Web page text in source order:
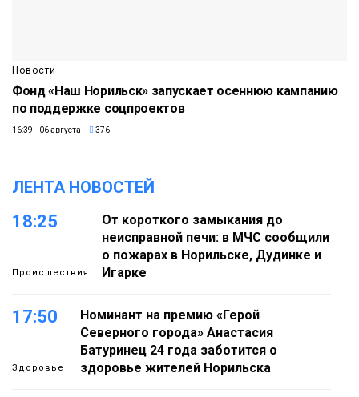
Новости
Фонд «Наш Норильск» запускает осеннюю кампанию
по поддержке соцпроектов
16:39 06 августа 376
ЛЕНТА НОВОСТЕЙ
18:25
Происшествия
От короткого замыкания до
неисправной печи: в МЧС сообщили
о пожарах в Норильске, Дудинке и
Игарке
17:50
Здоровье
Номинант на премию «Герой
Северного города» Анастасия
Батуринец 24 года заботится о
здоровье жителей Норильска